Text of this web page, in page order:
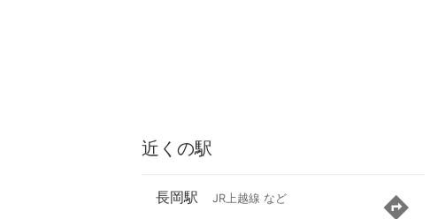
近くの駅
長岡駅 JR上越線 など